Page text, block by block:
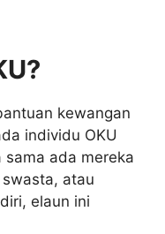
kewangan
individu OKU
ada mereka
atau
elaun ini